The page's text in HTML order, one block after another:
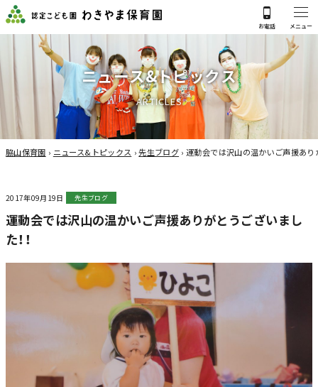
ニュース&トピックス
ARTICLES
脇山保育園 › ニュース&トピックス ›先生ブログ ›運動会では沢山の温かいご声援あり
2017年09月19日 先生ブログ
運動会では沢山の温かいご声援ありがとうございまし
た！！